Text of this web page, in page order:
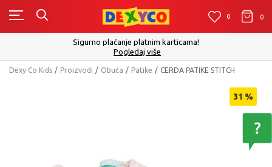
0 0
Sigurno plaćanje platnim karticama!
Pogledaj više
Dexy Co Kids Proizvodi Obuća Patike CERDA PATIKE STITCH
31 %